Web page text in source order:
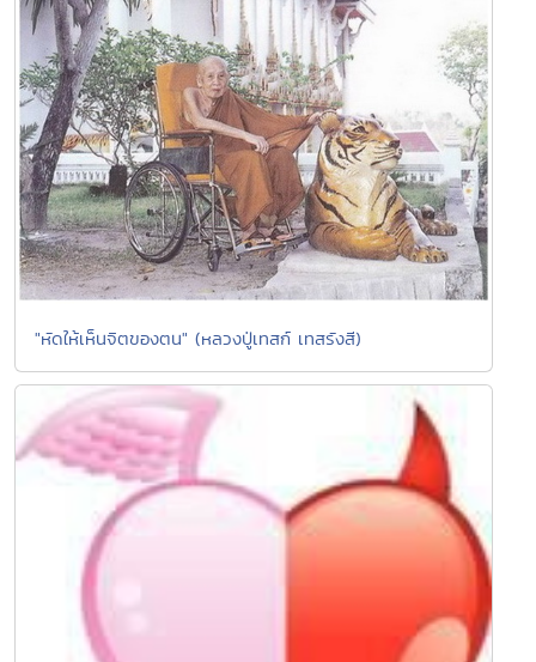
"หัดให้เห็นจิตของตน" (หลวงปู่เทสก์ เทสรังสี)